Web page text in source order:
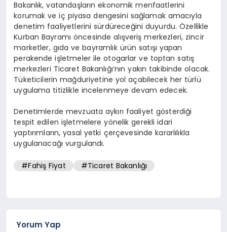
Bakanlık, vatandaşların ekonomik menfaatlerini
korumak ve iç piyasa dengesini sağlamak amacıyla
denetim faaliyetlerini sürdüreceğini duyurdu. Özellikle
Kurban Bayramı öncesinde alışveriş merkezleri, zincir
marketler, gıda ve bayramlık ürün satışı yapan
perakende işletmeler ile otogarlar ve toptan satış
merkezleri Ticaret Bakanlığı’nın yakın takibinde olacak.
Tüketicilerin mağduriyetine yol açabilecek her türlü
uygulama titizlikle incelenmeye devam edecek.
Denetimlerde mevzuata aykırı faaliyet gösterdiği
tespit edilen işletmelere yönelik gerekli idari
yaptırımların, yasal yetki çerçevesinde kararlılıkla
uygulanacağı vurgulandı.
#Fahiş Fiyat #Ticaret Bakanlığı
Yorum Yap